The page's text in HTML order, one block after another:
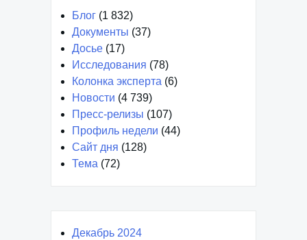
Блог (1 832)
Документы (37)
Досье (17)
Исследования (78)
Колонка эксперта (6)
Новости (4 739)
Пресс-релизы (107)
Профиль недели (44)
Сайт дня (128)
Тема (72)
Декабрь 2024